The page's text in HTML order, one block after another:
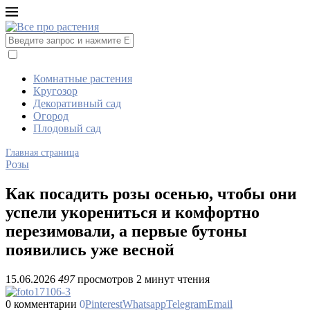
Комнатные растения
Кругозор
Декоративный сад
Огород
Плодовый сад
Главная страница
Розы
Как посадить розы осенью, чтобы они
успели укорениться и комфортно
перезимовали, а первые бутоны
появились уже весной
15.06.2026 497просмотров 2 минут чтения
0 комментарии 0PinterestWhatsappTelegramEmail